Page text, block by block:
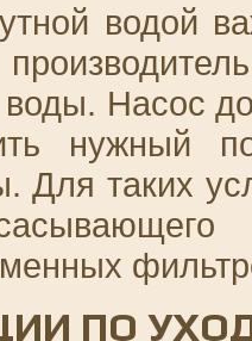
водой
воды. Насос
нужный
Для таких
ПО